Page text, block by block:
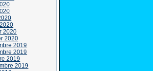
2020
2020
2019
2019
2019
2019